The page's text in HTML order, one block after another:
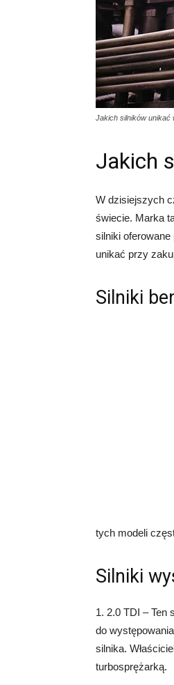
Jakich silników unikać
Jakich
W dzisiejszych
świecie. Marka
silniki
unikać przy
Silniki
tych modeli
Silniki
1. 2.0 TDI – Ten
do
silnika.
turbosprężarką.